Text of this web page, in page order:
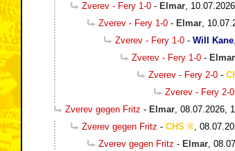
Zverev - Fery 1-0 - Elmar,
Zverev - Fery 1-0 - Elmar,
Zverev - Fery 1-0 - Will Kane,
Zverev - Fery 1-0 - Elmar
Zverev - Fery 2-0 -
Zverev - Fery 2-0
Zverev gegen Fritz - Elmar, 08.07.2026,
Zverev gegen Fritz - CHS ,
Zverev gegen Fritz - Elmar,